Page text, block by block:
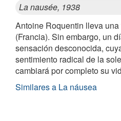
La nausée, 1938
Antoine Roquentin lleva
(Francia). Sin embargo, un
sensación desconocida,
sentimiento radical de la
cambiará por completo su
Similares a La náusea